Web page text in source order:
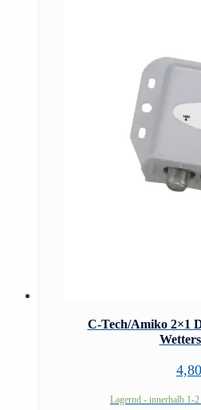
C-Tech/Amiko 2×1
4,80
Lagernd - innerhalb 1-